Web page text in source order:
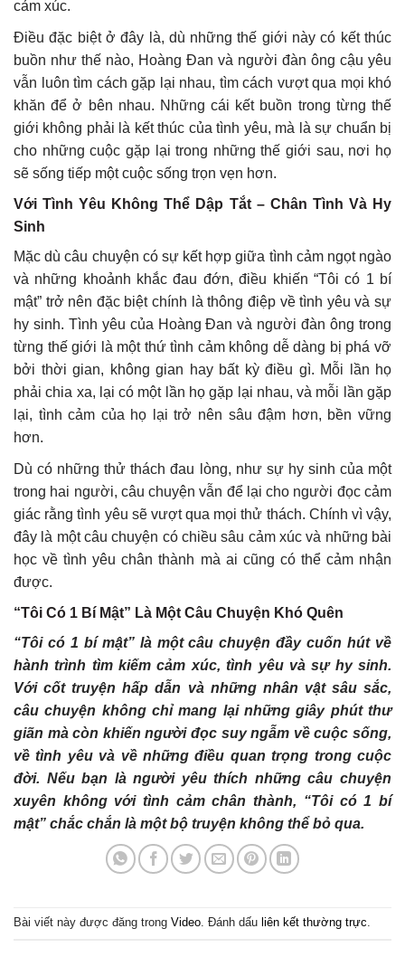
cảm xúc.
Điều đặc biệt ở đây là, dù những thế giới này có kết thúc
buồn như thế nào, Hoàng Đan và người đàn ông cậu yêu
vẫn luôn tìm cách gặp lại nhau, tìm cách vượt qua mọi khó
khăn để ở bên nhau. Những cái kết buồn trong từng thế
giới không phải là kết thúc của tình yêu, mà là sự chuẩn bị
cho những cuộc gặp lại trong những thế giới sau, nơi họ
sẽ sống tiếp một cuộc sống trọn vẹn hơn.
Với Tình Yêu Không Thể Dập Tắt – Chân Tình Và Hy
Sinh
Mặc dù câu chuyện có sự kết hợp giữa tình cảm ngọt ngào
và những khoảnh khắc đau đớn, điều khiến “Tôi có 1 bí
mật” trở nên đặc biệt chính là thông điệp về tình yêu và sự
hy sinh. Tình yêu của Hoàng Đan và người đàn ông trong
từng thế giới là một thứ tình cảm không dễ dàng bị phá vỡ
bởi thời gian, không gian hay bất kỳ điều gì. Mỗi lần họ
phải chia xa, lại có một lần họ gặp lại nhau, và mỗi lần gặp
lại, tình cảm của họ lại trở nên sâu đậm hơn, bền vững
hơn.
Dù có những thử thách đau lòng, như sự hy sinh của một
trong hai người, câu chuyện vẫn để lại cho người đọc cảm
giác rằng tình yêu sẽ vượt qua mọi thử thách. Chính vì vậy,
đây là một câu chuyện có chiều sâu cảm xúc và những bài
học về tình yêu chân thành mà ai cũng có thể cảm nhận
được.
“Tôi Có 1 Bí Mật” Là Một Câu Chuyện Khó Quên
“Tôi có 1 bí mật” là một câu chuyện đầy cuốn hút về
hành trình tìm kiếm cảm xúc, tình yêu và sự hy sinh.
Với cốt truyện hấp dẫn và những nhân vật sâu sắc,
câu chuyện không chỉ mang lại những giây phút thư
giãn mà còn khiến người đọc suy ngẫm về cuộc sống,
về tình yêu và về những điều quan trọng trong cuộc
đời. Nếu bạn là người yêu thích những câu chuyện
xuyên không với tình cảm chân thành, “Tôi có 1 bí
mật” chắc chắn là một bộ truyện không thể bỏ qua.
Bài viết này được đăng trong Video. Đánh dấu liên kết thường trực.